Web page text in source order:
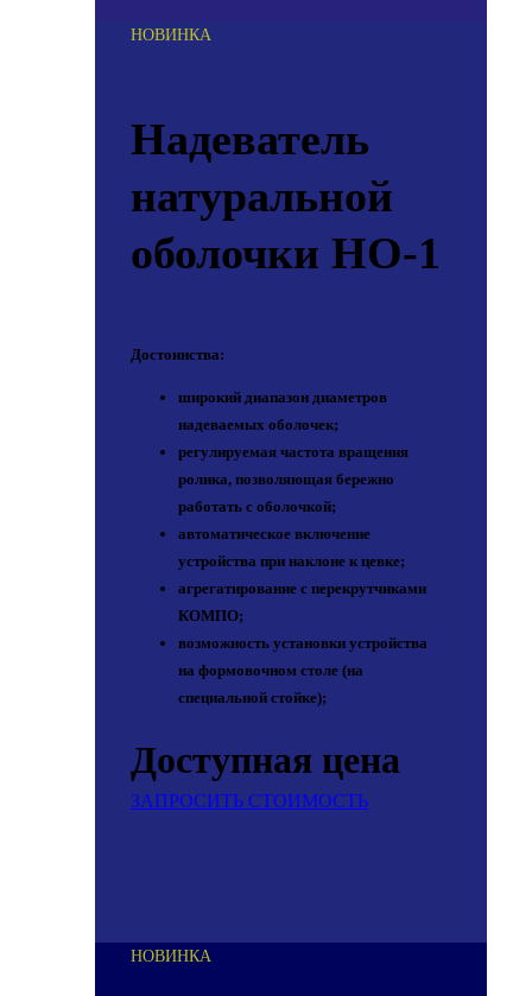
НОВИНКА
Надеватель
натуральной
оболочки НО-1
Достоинства:
широкий диапазон диаметров
надеваемых оболочек;
регулируемая частота вращения
ролика, позволяющая бережно
работать с оболочкой;
автоматическое включение
устройства при наклоне к цевке;
агрегатирование с перекрутчиками
КОМПО;
возможность установки устройства
на формовочном столе (на
специальной стойке);
Доступная цена
ЗАПРОСИТЬ СТОИМОСТЬ
НОВИНКА